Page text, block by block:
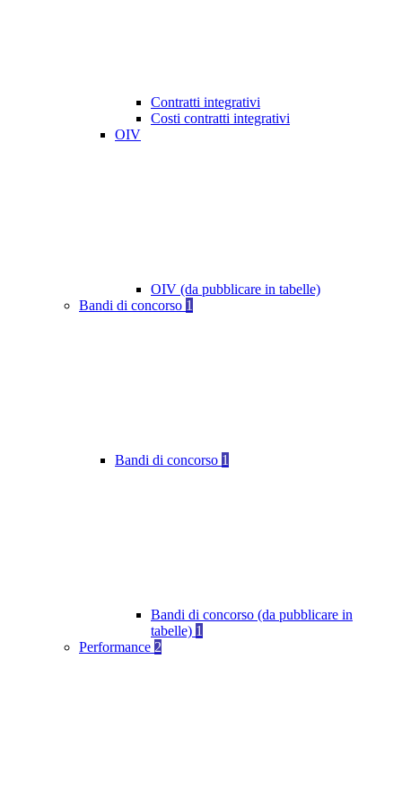
Contratti integrativi
Costi contratti integrativi
OIV
OIV (da pubblicare in tabelle)
Bandi di concorso 1
Bandi di concorso 1
Bandi di concorso (da pubblicare in
tabelle) 1
Performance 2